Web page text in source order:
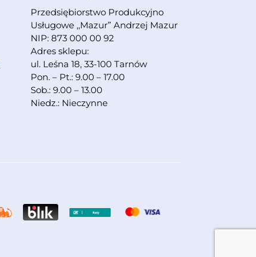
Przedsiębiorstwo Produkcyjno
Usługowe ,,Mazur” Andrzej Mazur
NIP: 873 000 00 92
Adres sklepu:
ul. Leśna 18, 33-100 Tarnów
Pon. – Pt.: 9.00 – 17.00
Sob.: 9.00 – 13.00
Niedz.: Nieczynne